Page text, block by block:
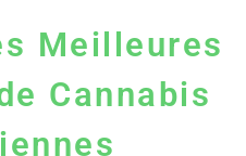
Meilleures
Cannabis